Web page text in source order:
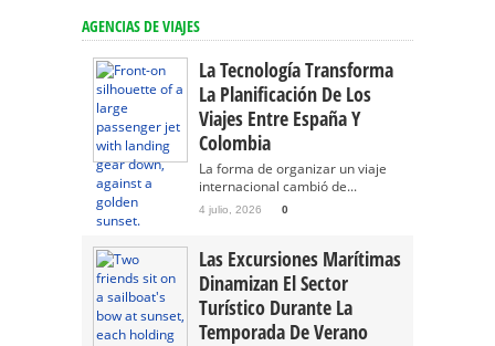
AGENCIAS DE VIAJES
La Tecnología Transforma
La Planificación De Los
Viajes Entre España Y
Colombia
La forma de organizar un viaje
internacional cambió de...
4 julio, 2026 0
Las Excursiones Marítimas
Dinamizan El Sector
Turístico Durante La
Temporada De Verano